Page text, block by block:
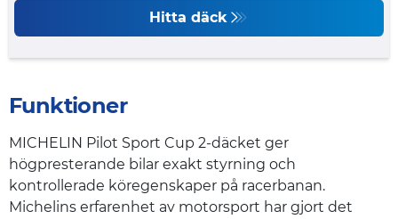
Hitta däck
Funktioner
MICHELIN Pilot Sport Cup 2-däcket ger
högpresterande bilar exakt styrning och
kontrollerade köregenskaper på racerbanan.
Michelins erfarenhet av motorsport har gjort det